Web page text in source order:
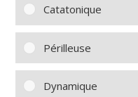
Catatonique
Périlleuse
Dynamique